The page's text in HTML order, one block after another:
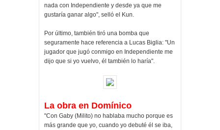
nada con Independiente y desde ya que me
gustaría ganar algo", selló el Kun.
Por último, también tiró una bomba que
seguramente hace referencia a Lucas Biglia: "Un
jugador que jugó conmigo en Independiente me
dijo que si yo vuelvo, él también lo haría".
La obra en Domínico
"Con Gaby (Milito) no hablaba mucho porque es
más grande que yo, cuando yo debuté él se iba,